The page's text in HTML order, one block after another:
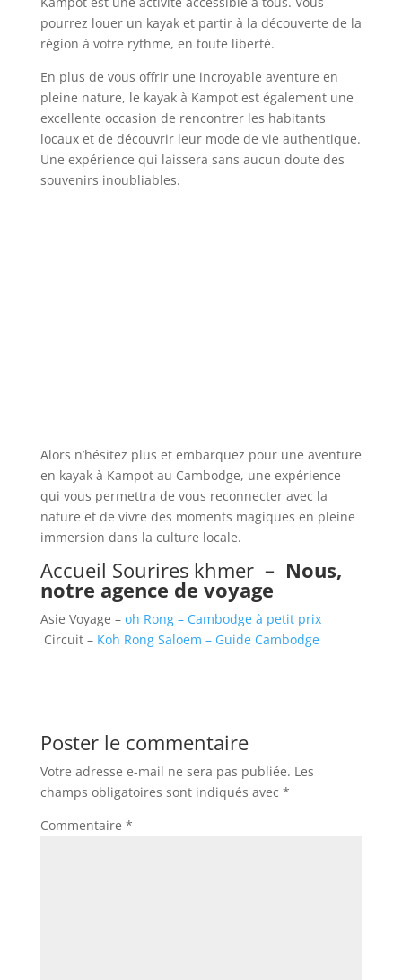
pourrez louer un kayak et partir à la découverte de la
région à votre rythme, en toute liberté.
En plus de vous offrir une incroyable aventure en
pleine nature, le kayak à Kampot est également une
excellente occasion de rencontrer les habitants
locaux et de découvrir leur mode de vie authentique.
Une expérience qui laissera sans aucun doute des
souvenirs inoubliables.
Alors n’hésitez plus et embarquez pour une aventure
en kayak à Kampot au Cambodge, une expérience
qui vous permettra de vous reconnecter avec la
nature et de vivre des moments magiques en pleine
immersion dans la culture locale.
Accueil Sourires khmer – Nous,
notre agence de voyage
Asie Voyage – oh Rong – Cambodge à petit prix
Circuit – Koh Rong Saloem – Guide Cambodge
Poster le commentaire
Votre adresse e-mail ne sera pas publiée. Les
champs obligatoires sont indiqués avec *
Commentaire *